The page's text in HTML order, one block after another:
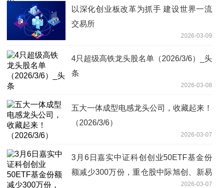
以深化创业板改革为抓手 建设世界一流
交易所
2026-03-09
4只超级高铁龙头股名单（2026/3/6）_头
条
2026-03-08
五大一体成型电感龙头公司，收藏起来！
（2026/3/6）
2026-03-07
3月6日嘉实中证科创创业50ETF基金份
额减少300万份，重仓股中际旭创、新易
2026-03-07